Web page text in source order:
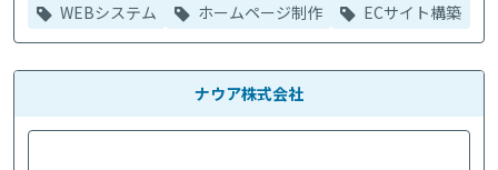
WEBシステム ホームページ制作 ECサイト構築
ナウア株式会社